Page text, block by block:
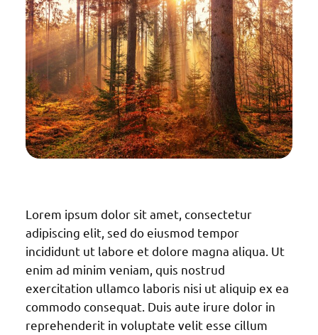
Lorem ipsum dolor sit amet, consectetur
adipiscing elit, sed do eiusmod tempor
incididunt ut labore et dolore magna aliqua. Ut
enim ad minim veniam, quis nostrud
exercitation ullamco laboris nisi ut aliquip ex ea
commodo consequat. Duis aute irure dolor in
reprehenderit in voluptate velit esse cillum